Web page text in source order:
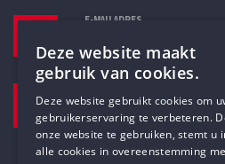
E-MAILADRES
Pottenbrug 4
Antwerpen, 2000
Deze website maakt
gebruik van cookies.
Deze website gebruikt cookies om
gebruikerservaring te verbeteren.
onze website te gebruiken, stemt u
alle cookies in overeenstemming